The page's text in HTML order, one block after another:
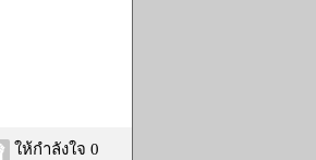
ให้กำลังใจ 0